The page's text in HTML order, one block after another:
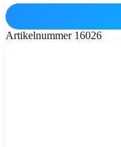
Artikelnummer 16026